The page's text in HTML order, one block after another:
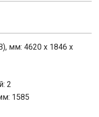
мм: 4620 x 1846 x
2
1585